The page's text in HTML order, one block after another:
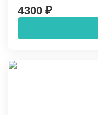
4300 ₽